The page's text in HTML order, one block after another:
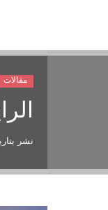
نشر
مقالات